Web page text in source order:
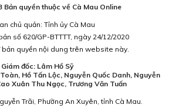
Bản quyền thuộc về Cà Mau Online
chủ quản: Tỉnh ủy Cà Mau
số 620/GP-BTTTT, ngày 24/12/2020
quyền nội dung trên website này.
Giám đốc: Lâm Hồ Sỹ
Hồ Tấn Lộc, Nguyễn Quốc Danh, Nguyễn
Xuân Thu Ngọc, Trương Văn Tuấn
Trãi, Phường An Xuyên, tỉnh Cà Mau.